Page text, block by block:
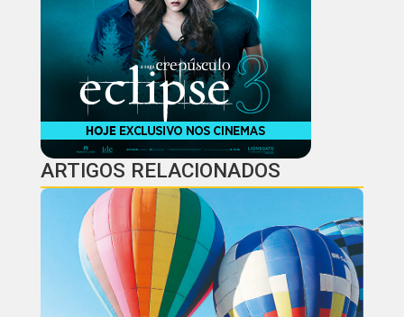
ARTIGOS RELACIONADOS